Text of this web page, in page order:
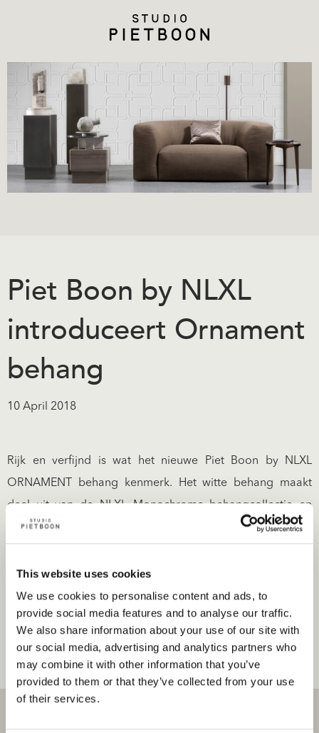
This website uses cookies
We use cookies to personalise content and ads, to
provide social media features and to analyse our traffic.
We also share information about your use of our site with
our social media, advertising and analytics partners who
may combine it with other information that you’ve
provided to them or that they’ve collected from your use
of their services.
Piet Boon by NLXL
introduceert Ornament
behang
10 April 2018
Rijk en verfijnd is wat het nieuwe Piet Boon by NLXL
ORNAMENT behang kenmerk. Het witte behang maakt
deel uit van de NLXL Monochrome behangcollectie en
heeft het kenmerkende Studio Piet Boon patroon. De
in staat op subtiele wijze een interieur te decoreren met
een verfijnd motief. De unieke 2D-eigenschappen en de
monochrome kleur van het behang zorgen voor een
optische vergroting van elke ruimte en bieden een
betaalbaar alternatief voor sierpleister.